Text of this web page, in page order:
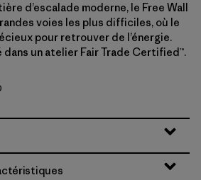
d’escalade moderne, le Free Wall
voies les plus difficiles, où le
pour retrouver de l’énergie.
un atelier Fair Trade Certified™.